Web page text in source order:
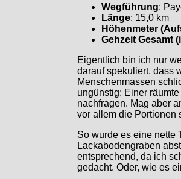
Wegführung:
Länge: 15,0 km
Höhenmeter
Gehzeit Gesamt
Eigentlich bin ich nur
darauf spekuliert, dass
Menschenmassen
ungünstig: Einer
nachfragen. Mag aber
vor allem die Portionen
So wurde es eine nette
Lackabodengraben
entsprechend, da ich
gedacht. Oder, wie es